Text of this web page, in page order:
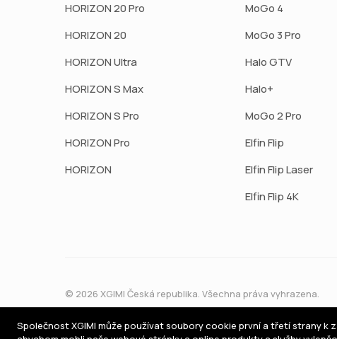
HORIZON 20 Pro
HORIZON 20
HORIZON Ultra
HORIZON S Max
HORIZON S Pro
HORIZON Pro
HORIZON
MoGo 4
MoGo 3 Pro
Halo GTV
Halo+
MoGo 2 Pro
Elfin Flip
Elfin Flip Laser
Elfin Flip 4K
© 2026 XGIMI Česká republika. Všechna práva vyhrazena.
Společnost XGIMI může používat soubory cookie první a třetí strany